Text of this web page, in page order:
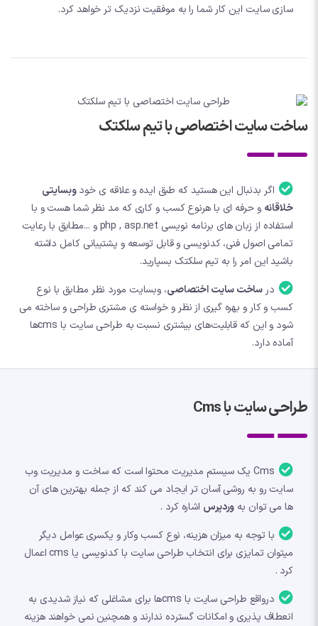
سازی سایت این کار شما را به موفقیت نزدیک تر خواهد کرد.
ساخت سایت اختصاصی با تیم سلکتک
اگر بدنبال این هستید که طبق ایده و علاقه ی خودوبسایتی
خلاقانه و حرفه ای با هرنوع کسب و کاری که مد نظر شما هست و با
استفاده از زبان های برنامه نویسی php , asp.net و ...مطابق با رعایت
تمامی اصول فنی، کدنویسی و قابل توسعه و پشتیبانی کامل داشته
باشید این امر را به تیم سلکتک بسپارید.
در ساخت سایت اختصاصی، وبسایت مورد نظر مطابق با نوع
کسب و کار و بهره گیری از نظر و خواسته ی مشتری طراحی و ساخته می
شود و این که قابلیت‌های بیشتری نسبت به طراحی سایت با cmsها
آماده دارد.
طراحی سایت با Cms
Cms یک سیستم مدیریت محتوا است که ساخت و مدیریت وب
سایت رو به روشی آسان تر ایجاد می کند که از جمله بهترین های آن
ها می توان به وردپرس اشاره کرد .
با توجه به میزان هزینه، نوع کسب وکار و یکسری عوامل دیگر
میتوان تمایزی برای انتخاب طراحی سایت با کدنویسی یا cms اعمال
کرد .
درواقع طراحی سایت با cmsها برای مشاغلی که نیاز شدیدی به
انعطاف پذیری و امکانات گسترده ندارند و همچنین نمی خواهند هزینه